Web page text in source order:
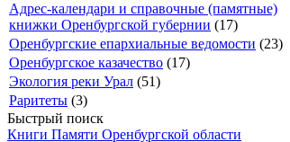
Адрес-календари и справочные (памятные)
книжки Оренбургской губернии (17)
Оренбургские епархиальные ведомости (23)
Оренбургское казачество (17)
Экология реки Урал (51)
Раритеты (3)
Быстрый поиск
Книги Памяти Оренбургской области